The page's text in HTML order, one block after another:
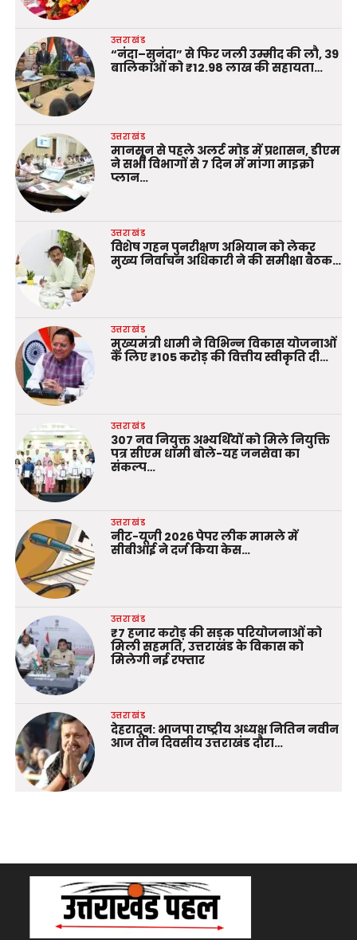
उत्तराखंड
“नंदा–सुनंदा” से फिर जली उम्मीद की लौ, 39
बालिकाओं को ₹12.98 लाख की सहायता…
उत्तराखंड
मानसून से पहले अलर्ट मोड में प्रशासन, डीएम
ने सभी विभागों से 7 दिन में मांगा माइक्रो
प्लान…
उत्तराखंड
विशेष गहन पुनरीक्षण अभियान को लेकर
मुख्य निर्वाचन अधिकारी ने की समीक्षा बैठक…
उत्तराखंड
मुख्यमंत्री धामी ने विभिन्न विकास योजनाओं
के लिए ₹105 करोड़ की वित्तीय स्वीकृति दी…
उत्तराखंड
307 नव नियुक्त अभ्यर्थियों को मिले नियुक्ति
पत्र सीएम धामी बोले-यह जनसेवा का
संकल्प…
उत्तराखंड
नीट-यूजी 2026 पेपर लीक मामले में
सीबीआई ने दर्ज किया केस…
उत्तराखंड
₹7 हजार करोड़ की सड़क परियोजनाओं को
मिली सहमति, उत्तराखंड के विकास को
मिलेगी नई रफ्तार
उत्तराखंड
देहरादून: भाजपा राष्ट्रीय अध्यक्ष नितिन नवीन
आज तीन दिवसीय उत्तराखंड दौरा…